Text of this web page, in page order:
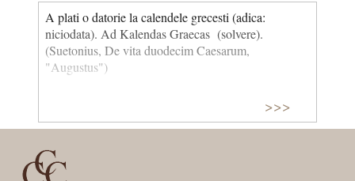
A plati o datorie la calendele grecesti (adica:
niciodata). Ad Kalendas Graecas (solvere).
(Suetonius, De vita duodecim Caesarum,
"Augustus")
>>>